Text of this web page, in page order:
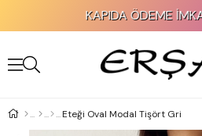
KAPIDA ÖDEME İMKANI!
Eteği Oval Modal Tişört Gri